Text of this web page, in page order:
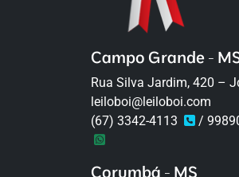
Campo Grande -
Rua Silva Jardim, 420 –
leiloboi@leiloboi.com
(67) 3342-4113
/
Corumbá - MS